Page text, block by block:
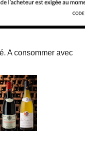
A consommer avec